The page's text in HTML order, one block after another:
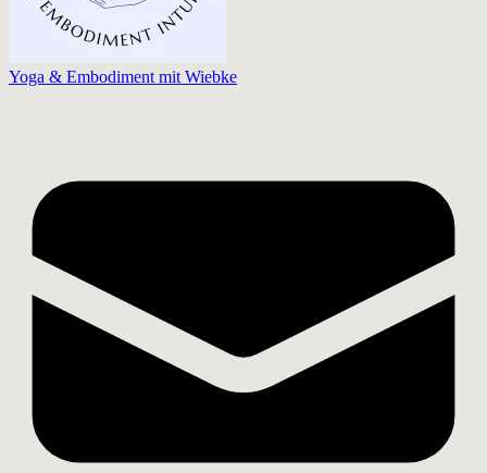
Yoga & Embodiment mit Wiebke